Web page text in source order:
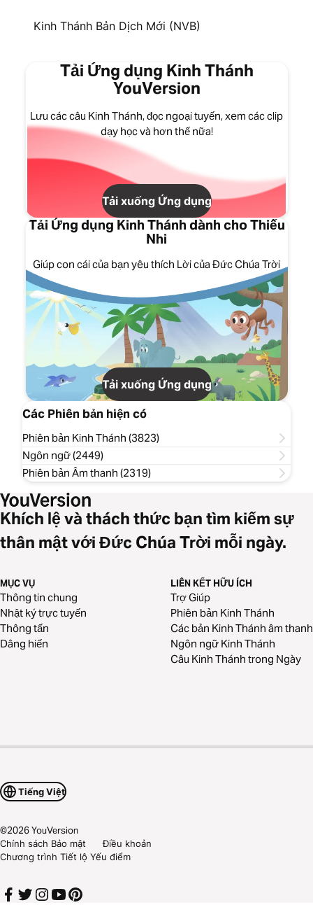
Kinh Thánh Bản Dịch Mới (NVB)
Tải Ứng dụng Kinh Thánh
YouVersion
Lưu các câu Kinh Thánh, đọc ngoại tuyến, xem các clip
dạy học và hơn thế nữa!
Tải xuống Ứng dụng
Tải Ứng dụng Kinh Thánh dành cho Thiếu
Nhi
Giúp con cái của bạn yêu thích Lời của Đức Chúa Trời
Tải xuống Ứng dụng
Các Phiên bản hiện có
Phiên bản Kinh Thánh (3823)
Ngôn ngữ (2449)
Phiên bản Âm thanh (2319)
Khích lệ và thách thức bạn tìm kiếm sự
thân mật với Đức Chúa Trời mỗi ngày.
MỤC VỤ
Thông tin chung
Nhật ký trực tuyến
Thông tấn
Dâng hiến
LIÊN KẾT HỮU ÍCH
Trợ Giúp
Phiên bản Kinh Thánh
Các bản Kinh Thánh âm thanh
Ngôn ngữ Kinh Thánh
Câu Kinh Thánh trong Ngày
Tiếng Việt
©2026YouVersion
Chính sách Bảo mật
Điều khoản
Chương trình Tiết lộ Yếu điểm